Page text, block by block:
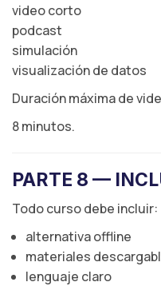
video corto
podcast
simulación
visualización de datos
Duración máxima de
8 minutos.
PARTE 8 —
Todo curso debe incluir:
alternativa offline
materiales
lenguaje claro